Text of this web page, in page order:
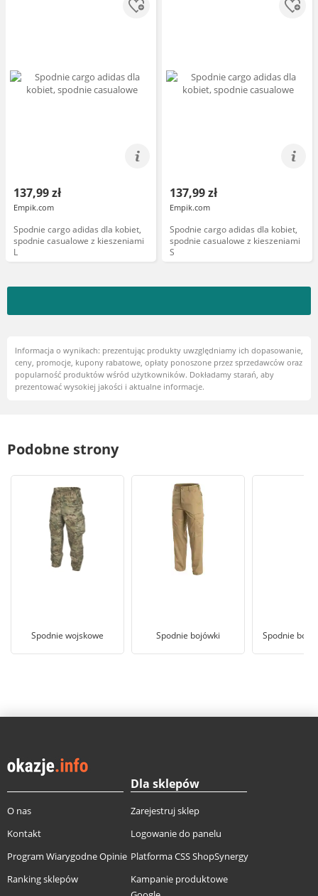
137,99 zł
Empik.com
Spodnie cargo adidas dla kobiet,
spodnie casualowe z kieszeniami
L
137,99 zł
Empik.com
Spodnie cargo adidas dla kobiet,
spodnie casualowe z kieszeniami
S
Informacja o wynikach: prezentując produkty uwzględniamy ich dopasowanie,
ceny, promocje, kupony rabatowe, opłaty ponoszone przez sprzedawców oraz
popularność produktów wśród użytkowników. Dokładamy starań, aby
prezentować wysokiej jakości i aktualne informacje.
Podobne strony
Spodnie wojskowe Spodnie bojówki Spodnie
O nas
Kontakt
Program Wiarygodne Opinie
Ranking sklepów
Dla sklepów
Zarejestruj sklep
Logowanie do panelu
Platforma CSS ShopSynergy
Kampanie produktowe